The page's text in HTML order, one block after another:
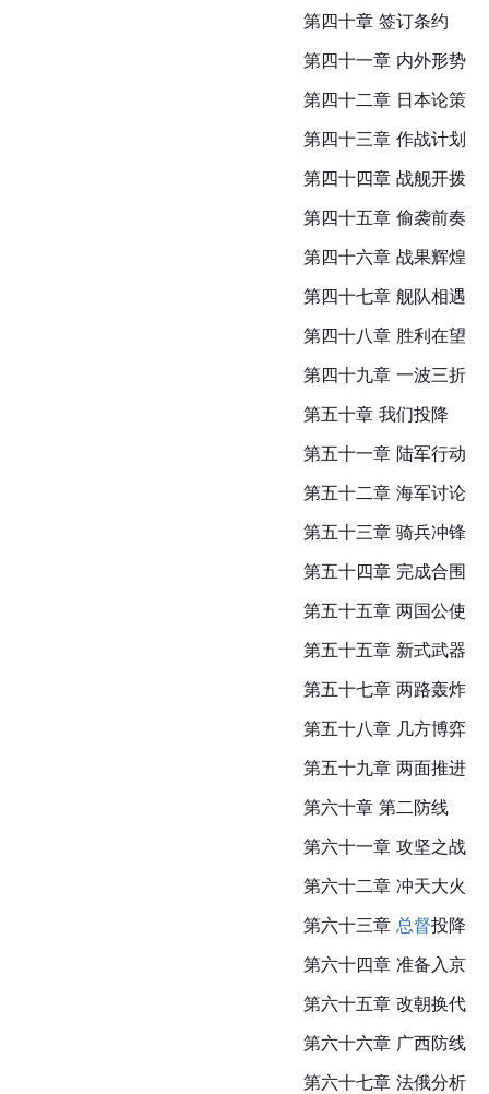
第四十章 签订条约
第四十一章 内外形势
第四十二章 日本论策
第四十三章 作战计划
第四十四章 战舰开拨
第四十五章 偷袭前奏
第四十六章 战果辉煌
第四十七章 舰队相遇
第四十八章 胜利在望
第四十九章 一波三折
第五十章 我们投降
第五十一章 陆军行动
第五十二章 海军讨论
第五十三章 骑兵冲锋
第五十四章 完成合围
第五十五章 两国公使
第五十五章 新式武器
第五十七章 两路轰炸
第五十八章 几方博弈
第五十九章 两面推进
第六十章 第二防线
第六十一章 攻坚之战
第六十二章 冲天大火
第六十三章 总督投降
第六十四章 准备入京
第六十五章 改朝换代
第六十六章 广西防线
第六十七章 法俄分析